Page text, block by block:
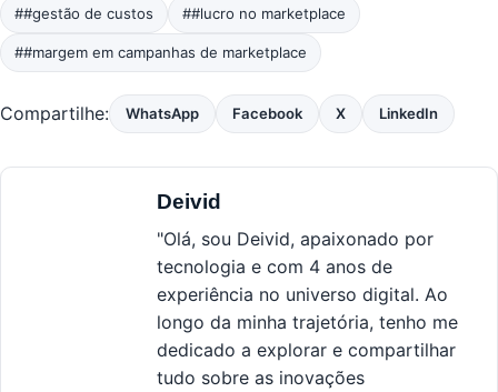
##gestão de custos ##lucro no marketplace
##margem em campanhas de marketplace
Compartilhe: WhatsApp Facebook X LinkedIn
Deivid
"Olá, sou Deivid, apaixonado por
tecnologia e com 4 anos de
experiência no universo digital. Ao
longo da minha trajetória, tenho me
dedicado a explorar e compartilhar
tudo sobre as inovações